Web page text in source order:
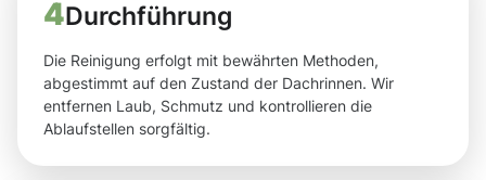
4Durchführung
Die Reinigung erfolgt mit bewährten Methoden,
abgestimmt auf den Zustand der Dachrinnen. Wir
entfernen Laub, Schmutz und kontrollieren die
Ablaufstellen sorgfältig.